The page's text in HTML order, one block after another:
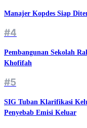
Manajer Kopdes Siap
#4
Pembangunan Sekolah
Khofifah
#5
SIG Tuban Klarifikasi
Penyebab Emisi Keluar